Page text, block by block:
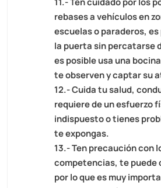
rebases a vehículos en
escuelas o paraderos,
la puerta sin percatarse
es posible usa una
te observen y captar su
12.- Cuida tu salud,
requiere de un esfuerzo
indispuesto o tienes
te expongas.
13.- Ten precaución con
competencias, te puede
por lo que es muy